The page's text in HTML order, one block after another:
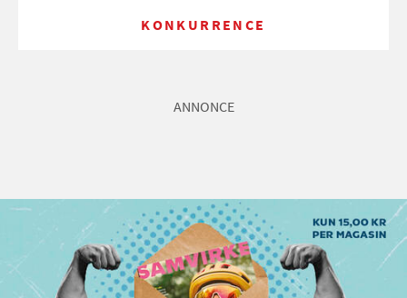
KONKURRENCE
ANNONCE